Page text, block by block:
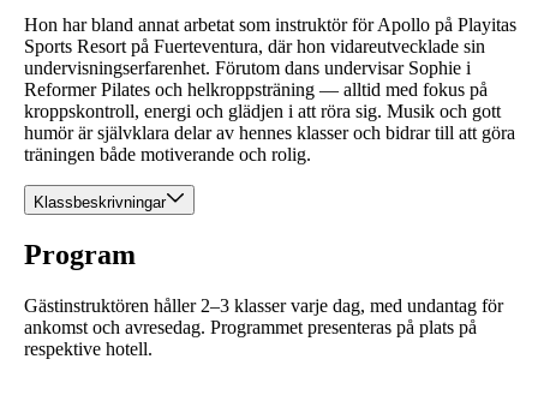
Hon har bland annat arbetat som instruktör för Apollo på Playitas
Sports Resort på Fuerteventura, där hon vidareutvecklade sin
undervisningserfarenhet. Förutom dans undervisar Sophie i
Reformer Pilates och helkroppsträning — alltid med fokus på
kroppskontroll, energi och glädjen i att röra sig. Musik och gott
humör är självklara delar av hennes klasser och bidrar till att göra
träningen både motiverande och rolig.
Klassbeskrivningar
Program
Gästinstruktören håller 2–3 klasser varje dag, med undantag för
ankomst och avresedag. Programmet presenteras på plats på
respektive hotell.